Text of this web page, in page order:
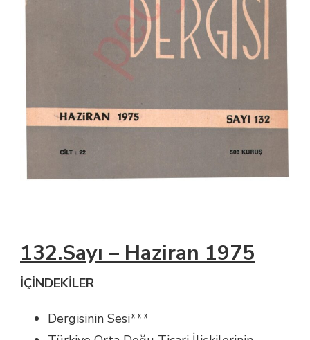
132.Sayı – Haziran 1975
İÇİNDEKİLER
Dergisinin Sesi***